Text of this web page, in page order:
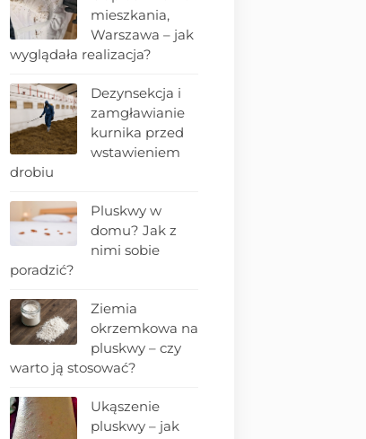
mieszkania,
Warszawa – jak
wyglądała realizacja?
Dezynsekcja i
zamgławianie
kurnika przed
wstawieniem
drobiu
Pluskwy w
domu? Jak z
nimi sobie
poradzić?
Ziemia
okrzemkowa na
pluskwy – czy
warto ją stosować?
Ukąszenie
pluskwy – jak